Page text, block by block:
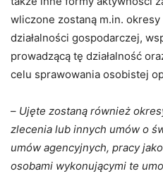
wliczone zostaną m.in.
działalności gospodarczej,
prowadzącą tę działalność
celu sprawowania osobistej
– Ujęte zostaną również
zlecenia lub innych umów o
umów agencyjnych, pracy
osobami wykonującymi te